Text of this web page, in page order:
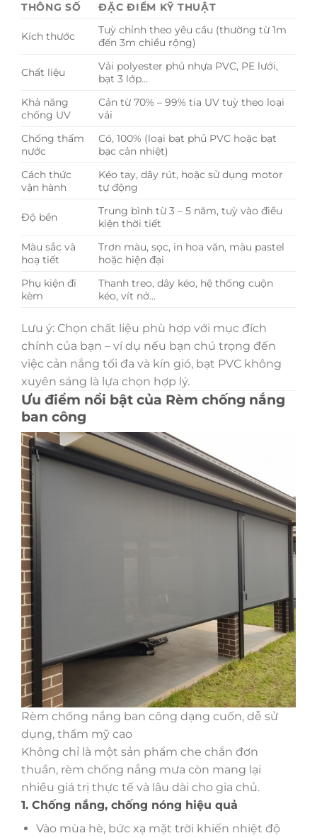
THÔNG SỐ ĐẶC ĐIỂM KỸ THUẬT
Kích thước
Tuỳ chỉnh theo yêu cầu (thường từ 1m
đến 3m chiều rộng)
Chất liệu
Vải polyester phủ nhựa PVC, PE lưới,
bạt 3 lớp…
Khả năng
chống UV
Cản từ 70% – 99% tia UV tuỳ theo loại
vải
Chống thấm
nước
Có, 100% (loại bạt phủ PVC hoặc bạt
bạc cản nhiệt)
Cách thức
vận hành
Kéo tay, dây rút, hoặc sử dụng motor
tự động
Độ bền
Trung bình từ 3 – 5 năm, tuỳ vào điều
kiện thời tiết
Màu sắc và
hoạ tiết
Trơn màu, sọc, in hoa văn, màu pastel
hoặc hiện đại
Phụ kiện đi
kèm
Thanh treo, dây kéo, hệ thống cuộn
kéo, vít nở…
Lưu ý: Chọn chất liệu phù hợp với mục đích
chính của bạn – ví dụ nếu bạn chú trọng đến
việc cản nắng tối đa và kín gió, bạt PVC không
xuyên sáng là lựa chọn hợp lý.
Ưu điểm nổi bật của Rèm chống nắng
ban công
Rèm chống nắng ban công dạng cuốn, dễ sử
dụng, thẩm mỹ cao
Không chỉ là một sản phẩm che chắn đơn
thuần, rèm chống nắng mưa còn mang lại
nhiều giá trị thực tế và lâu dài cho gia chủ.
1. Chống nắng, chống nóng hiệu quả
Vào mùa hè, bức xạ mặt trời khiến nhiệt độ